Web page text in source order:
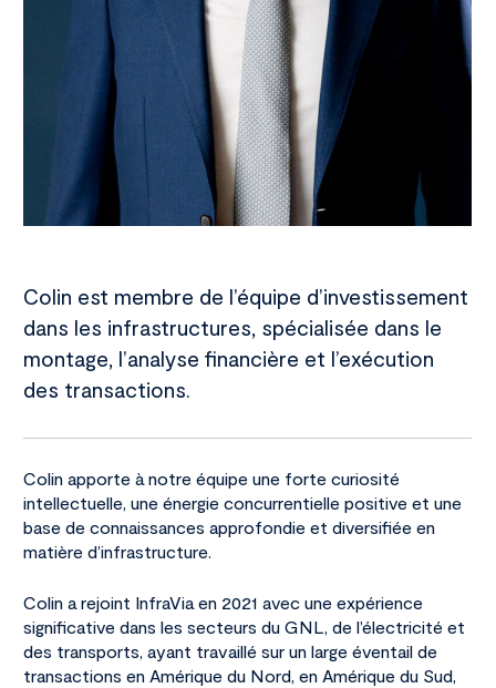
Colin est membre de l’équipe d’investissement
dans les infrastructures, spécialisée dans le
montage, l’analyse financière et l’exécution
des transactions.
Colin apporte à notre équipe une forte curiosité
intellectuelle, une énergie concurrentielle positive et une
base de connaissances approfondie et diversifiée en
matière d’infrastructure.
Colin a rejoint InfraVia en 2021 avec une expérience
significative dans les secteurs du GNL, de l’électricité et
des transports, ayant travaillé sur un large éventail de
transactions en Amérique du Nord, en Amérique du Sud,